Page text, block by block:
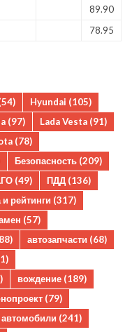
89.90
78.95
Hyundai (105)
(97) Lada Vesta (91)
(78)
Безопасность (209)
(49) ПДД (136)
и рейтинги (317)
(57)
автозапчасти (68)
вождение (189)
(79)
автомобили (241)